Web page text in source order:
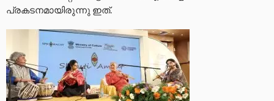
പ്രകടനമായിരുന്നു ഇത്.